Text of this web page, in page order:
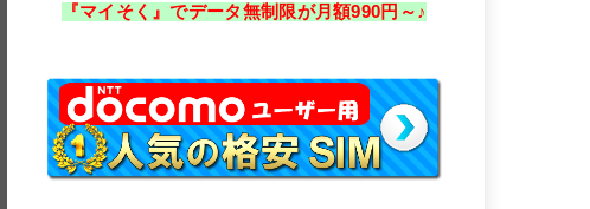
『マイそく』でデータ無制限が月額990円～♪